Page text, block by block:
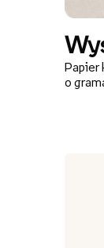
Papier
o